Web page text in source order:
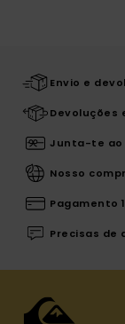
Envio e
Devoluções
Junta-te ao
Nosso
Pagamento
Precisas de